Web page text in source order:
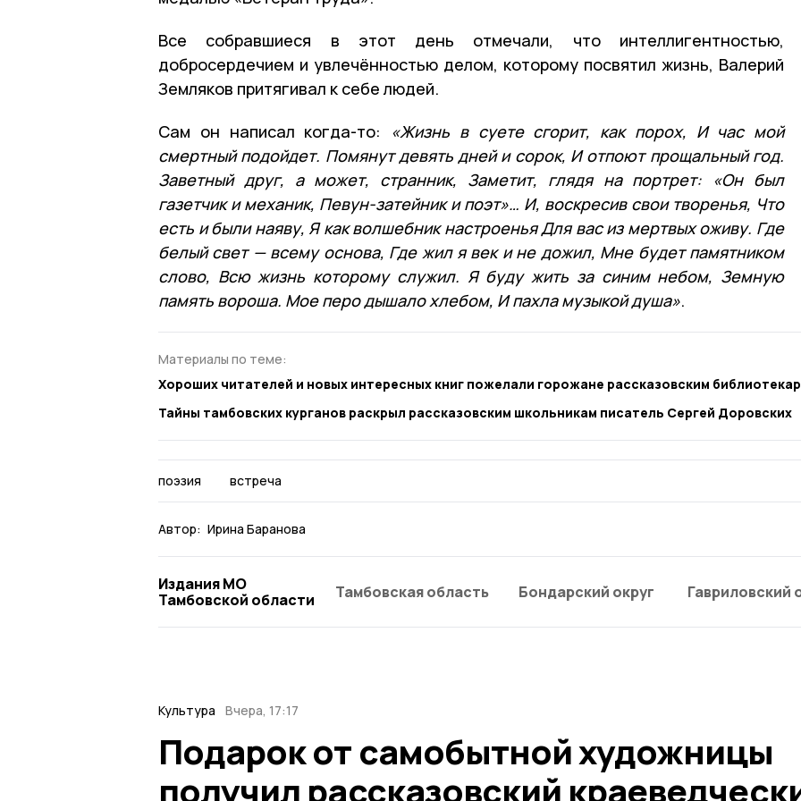
Все собравшиеся в этот день отмечали, что интеллигентностью,
добросердечием и увлечённостью делом, которому посвятил жизнь, Валерий
Земляков притягивал к себе людей.
Сам он написал когда-то: «Жизнь в суете сгорит, как порох, И час мой
смертный подойдет. Помянут девять дней и сорок, И отпоют прощальный год.
Заветный друг, а может, странник, Заметит, глядя на портрет: «Он был
газетчик и механик, Певун-затейник и поэт»… И, воскресив свои творенья, Что
есть и были наяву, Я как волшебник настроенья Для вас из мертвых оживу. Где
белый свет — всему основа, Где жил я век и не дожил, Мне будет памятником
слово, Всю жизнь которому служил. Я буду жить за синим небом, Земную
память вороша. Мое перо дышало хлебом, И пахла музыкой душа».
Материалы по теме:
Хороших читателей и новых интересных книг пожелали горожане рассказовским
Тайны тамбовских курганов раскрыл рассказовским школьникам писатель Сергей Доровских
поэзия встреча
Автор: Ирина Баранова
Издания МО
Тамбовской области
Тамбовская область Бондарский округ Гавриловский
Культура Вчера, 17:17
Подарок от самобытной художницы
получил рассказовский